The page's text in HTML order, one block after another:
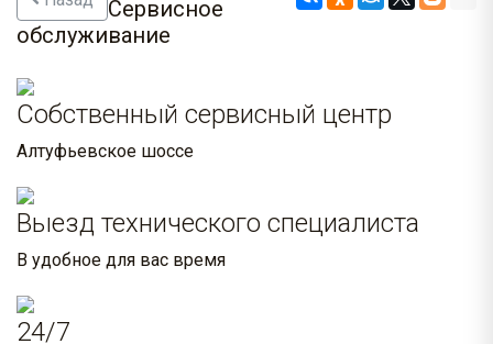
Сервисное
обслуживание
Собственный сервисный центр
Алтуфьевское шоссе
Выезд технического специалиста
В удобное для вас время
24/7